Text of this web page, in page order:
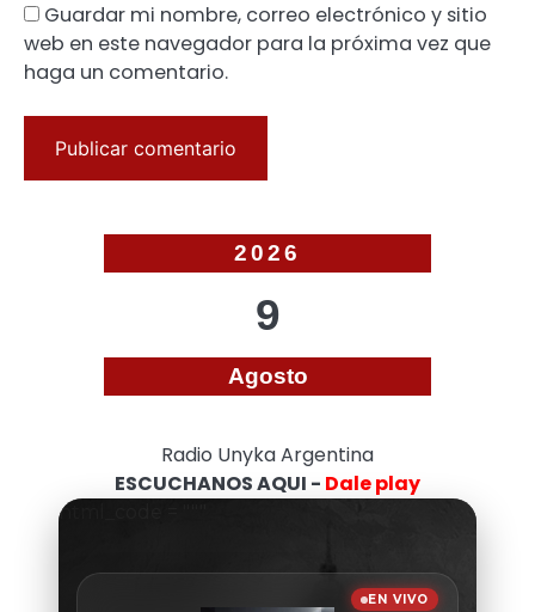
Guardar mi nombre, correo electrónico y sitio
web en este navegador para la próxima vez que
haga un comentario.
2026
9
Agosto
Radio Unyka Argentina
ESCUCHANOS AQUI - Dale play